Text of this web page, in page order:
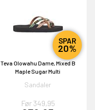
SPAR
20%
Teva Olowahu Dame, Mixed B
Maple Sugar Multi
Sandaler
Før 349,95